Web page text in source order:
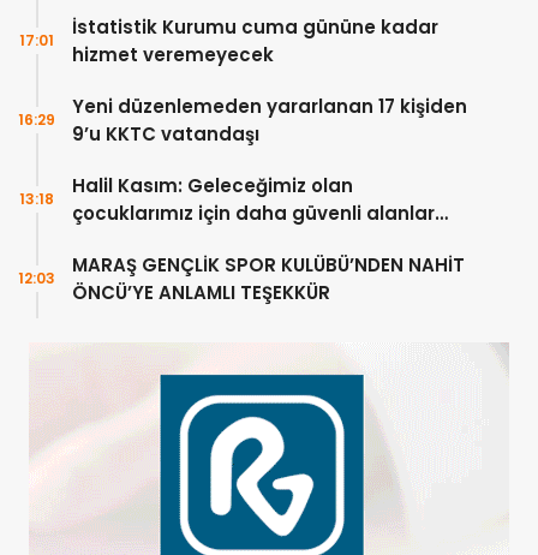
İstatistik Kurumu cuma gününe kadar
hizmet veremeyecek
17:01
Yeni düzenlemeden yararlanan 17 kişiden
9’u KKTC vatandaşı
16:29
Halil Kasım: Geleceğimiz olan
çocuklarımız için daha güvenli alanlar
13:18
MARAŞ GENÇLİK SPOR KULÜBÜ’NDEN NAHİT
ÖNCÜ’YE ANLAMLI TEŞEKKÜR
12:03